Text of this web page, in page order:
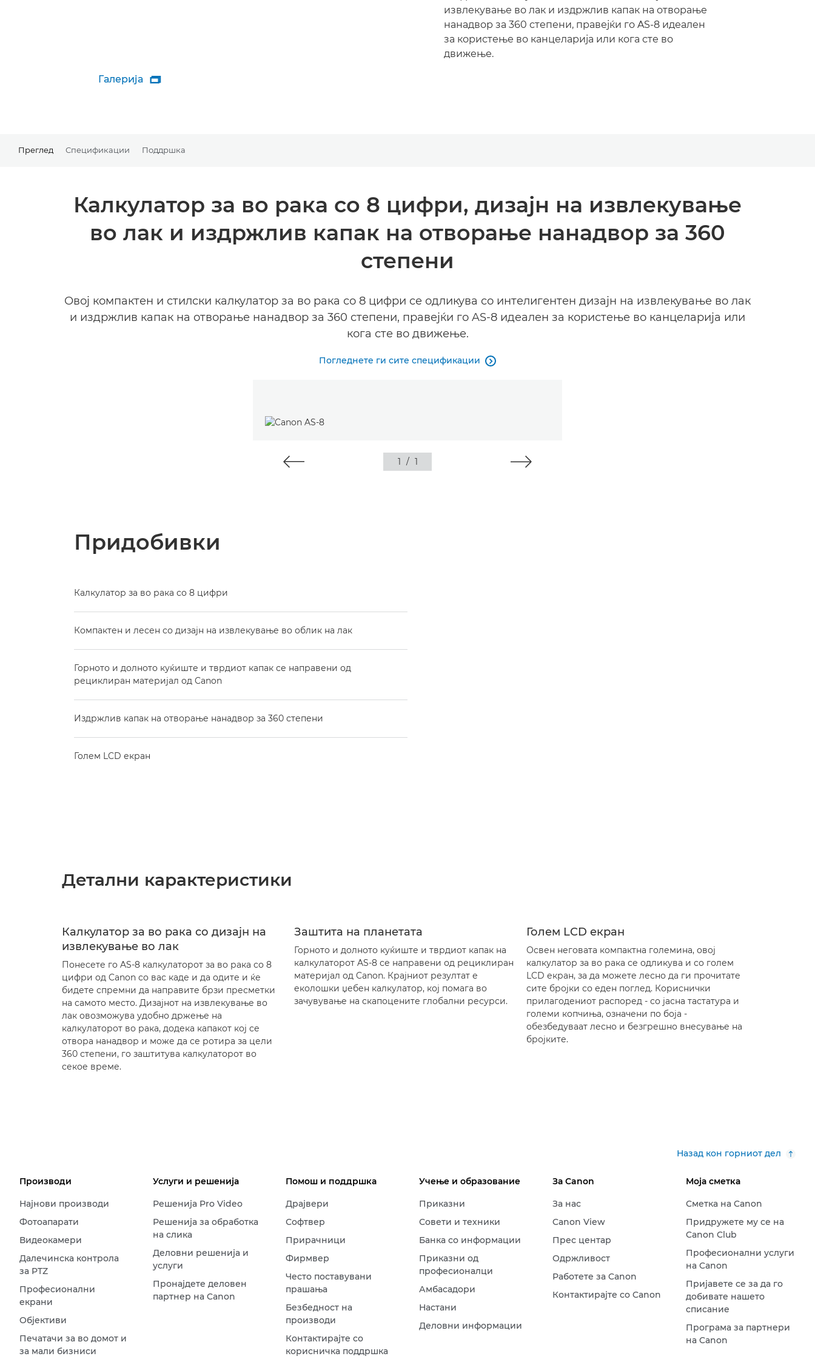
Галерија 
извлекување во лак и издржлив капак на отворање
нанадвор за 360 степени, правејќи го AS-8 идеален
за користење во канцеларија или кога сте во
движење.
Преглед Спецификации Поддршка
Калкулатор за во рака со 8 цифри, дизајн на извлекување
во лак и издржлив капак на отворање нанадвор за 360
степени
Овој компактен и стилски калкулатор за во рака со 8 цифри се одликува со интелигентен дизајн на извлекување во лак
и издржлив капак на отворање нанадвор за 360 степени, правејќи го AS-8 идеален за користење во канцеларија или
кога сте во движење.
Погледнете ги сите спецификации 
1 / 1
Придобивки
Калкулатор за во рака со 8 цифри
Компактен и лесен со дизајн на извлекување во облик на лак
Горното и долното куќиште и тврдиот капак се направени од
рециклиран материјал од Canon
Издржлив капак на отворање нанадвор за 360 степени
Голем LCD екран
Детални карактеристики
Калкулатор за во рака со дизајн на
извлекување во лак
Понесете го AS-8 калкулаторот за во рака со 8
цифри од Canon со вас каде и да одите и ќе
бидете спремни да направите брзи пресметки
на самото место. Дизајнот на извлекување во
лак овозможува удобно држење на
калкулаторот во рака, додека капакот кој се
отвора нанадвор и може да се ротира за цели
360 степени, го заштитува калкулаторот во
секое време.
Заштита на планетата
Горното и долното куќиште и тврдиот капак на
калкулаторот AS-8 се направени од рециклиран
материјал од Canon. Крајниот резултат е
еколошки џебен калкулатор, кој помага во
зачувување на скапоцените глобални ресурси.
Голем LCD екран
Освен неговата компактна големина, овој
калкулатор за во рака се одликува и со голем
LCD екран, за да можете лесно да ги прочитате
сите бројки со еден поглед. Кориснички
прилагодениот распоред - со јасна тастатура и
големи копчиња, означени по боја -
обезбедуваат лесно и безгрешно внесување на
бројките.
Назад кон горниот дел
Производи
Најнови производи
Фотоапарати
Видеокамери
Далечинска контрола
за PTZ
Професионални
екрани
Објективи
Печатачи за во домот и
за мали бизниси
Услуги и решенија
Решенија Pro Video
Решенија за обработка
на слика
Деловни решенија и
услуги
Пронајдете деловен
партнер на Canon
Помош и поддршка
Драјвери
Софтвер
Прирачници
Фирмвер
Често поставувани
прашања
Безбедност на
производи
Контактирајте со
корисничка поддршка
Учење и образование
Приказни
Совети и техники
Банка со информации
Приказни од
професионалци
Амбасадори
Настани
Деловни информации
За Canon
За нас
Canon View
Прес центар
Одржливост
Работете за Canon
Контактирајте со Canon
Моја сметка
Сметка на Canon
Придружете му се на
Canon Club
Професионални услуги
на Canon
Пријавете се за да го
добивате нашето
списание
Програма за партнери
на Canon